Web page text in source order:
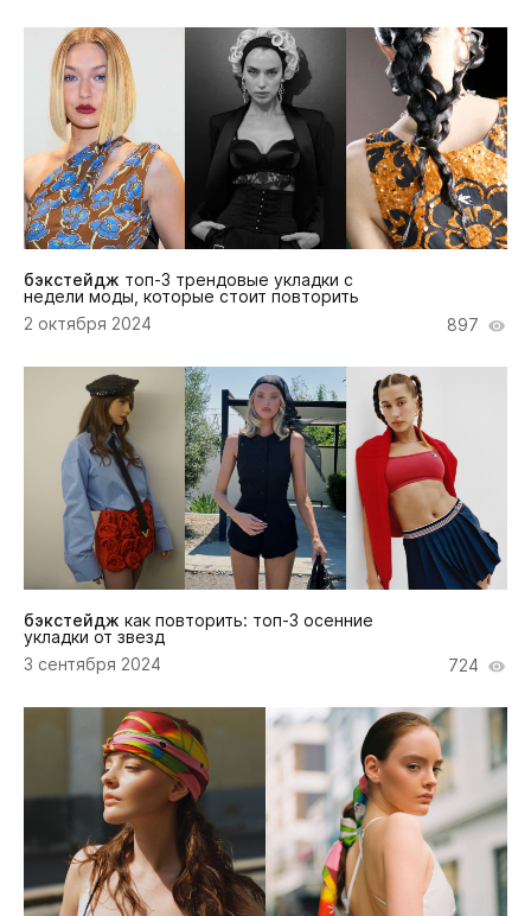
бэкстейдж топ-3 трендовые укладки с
недели моды, которые стоит повторить
2 октября 2024
897
бэкстейдж как повторить: топ-3 осенние
укладки от звезд
3 сентября 2024
724